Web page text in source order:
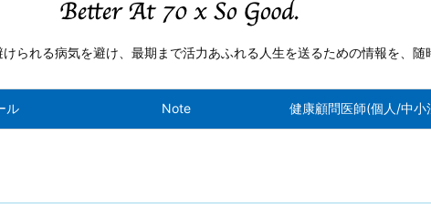
けられる病気を避け、最期まで活力あふれる人生を送るための情報を、随
ル Note 健康顧問医師(個人/中小